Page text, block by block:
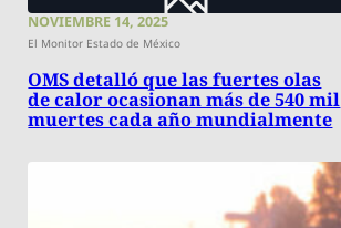
NOVIEMBRE 14, 2025
El Monitor Estado de México
OMS detalló que las fuertes olas
de calor ocasionan más de 540 mil
muertes cada año mundialmente